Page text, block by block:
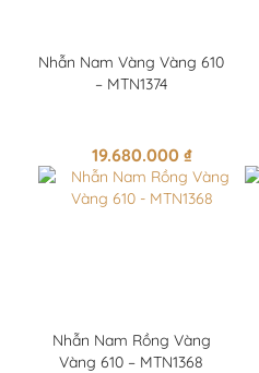
Nhẫn Nam Vàng Vàng 610
– MTN1374
19.680.000 ₫
Nhẫn Nam Rồng Vàng
Vàng 610 – MTN1368